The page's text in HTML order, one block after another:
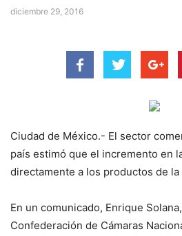
diciembre 29, 2016
Ciudad de México.- El sector
país estimó que el incremento en
directamente a los productos de la
En un comunicado, Enrique
Confederación de Cámaras